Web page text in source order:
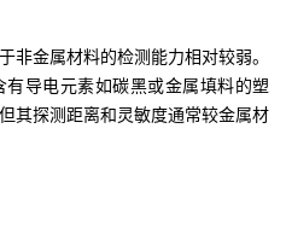
非金属材料的检测能力相对较弱。
导电元素如碳黑或金属填料的塑
其探测距离和灵敏度通常较金属材